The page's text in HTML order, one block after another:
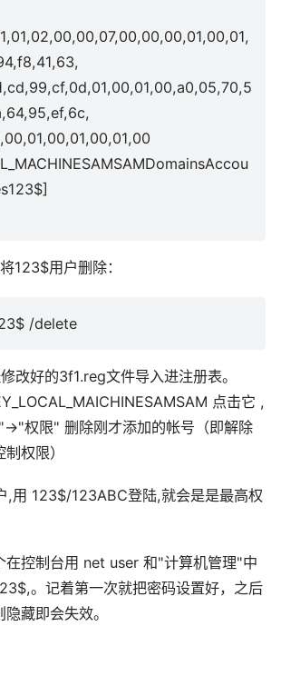
123$用户删除：
/delete
改好的3f1.reg文件导入进注册表。
点击它 ,
>"权限" 删除刚才添加的帐号（即解除
权限）
,用 123$/123ABC登陆,就会是是最高权
在控制台用 net user 和"计算机管理"中
。记着第一次就把密码设置好，之后
藏即会失效。